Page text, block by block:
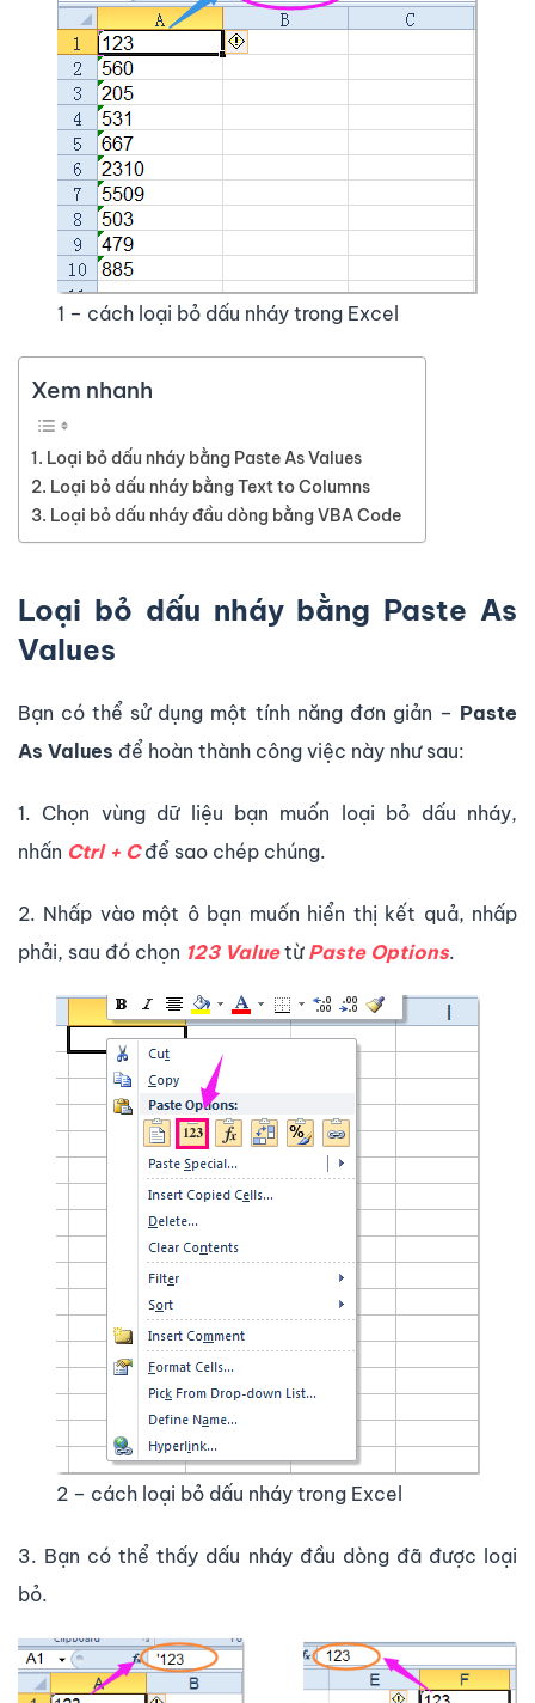
1 – cách loại bỏ dấu nháy trong Excel
Xem nhanh
Loại bỏ dấu nháy bằng Paste As Values
Loại bỏ dấu nháy bằng Text to Columns
Loại bỏ dấu nháy đầu dòng bằng VBA Code
Loại bỏ dấu nháy bằng Paste As
Values
Bạn có thể sử dụng một tính năng đơn giản – Paste
As Values để hoàn thành công việc này như sau:
1. Chọn vùng dữ liệu bạn muốn loại bỏ dấu nháy,
nhấn Ctrl + Cđể sao chép chúng.
2. Nhấp vào một ô bạn muốn hiển thị kết quả, nhấp
phải, sau đó chọn 123 Valuetừ Paste Options.
2 – cách loại bỏ dấu nháy trong Excel
3. Bạn có thể thấy dấu nháy đầu dòng đã được loại
bỏ.